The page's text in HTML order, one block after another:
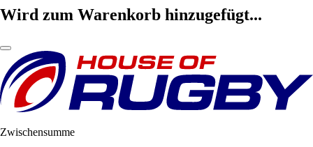
Wird zum Warenkorb hinzugefügt...
Zwischensumme